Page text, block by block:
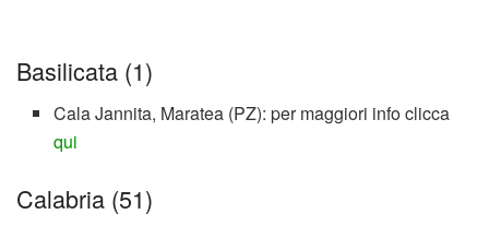
Basilicata (1)
Cala Jannita, Maratea (PZ): per maggiori info clicca
qui
Calabria (51)